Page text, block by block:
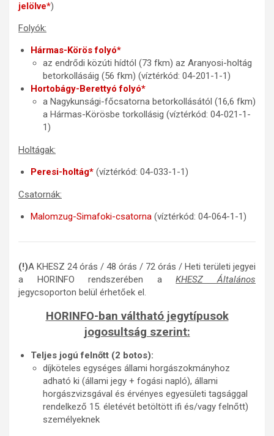
jelölve*)
Folyók:
Hármas-Körös folyó*
az endrődi közúti hídtól (73 fkm) az Aranyosi-holtág
betorkollásáig (56 fkm) (víztérkód: 04-201-1-1)
Hortobágy-Berettyó folyó*
a Nagykunsági-főcsatorna betorkollásától (16,6 fkm)
a Hármas-Körösbe torkollásig (víztérkód: 04-021-1-
1)
Holtágak:
Peresi-holtág* (víztérkód: 04-033-1-1)
Csatornák:
Malomzug-Simafoki-csatorna (víztérkód: 04-064-1-1)
(!)A KHESZ 24 órás / 48 órás / 72 órás / Heti területi jegyei
a HORINFO rendszerében aKHESZ Általános
jegycsoporton belül érhetőek el.
HORINFO-ban váltható jegytípusok
jogosultság szerint:
Teljes jogú felnőtt (2 botos):
díjköteles egységes állami horgászokmányhoz
adható ki (állami jegy + fogási napló), állami
horgászvizsgával és érvényes egyesületi tagsággal
rendelkező 15. életévét betöltött ifi és/vagy felnőtt)
személyeknek